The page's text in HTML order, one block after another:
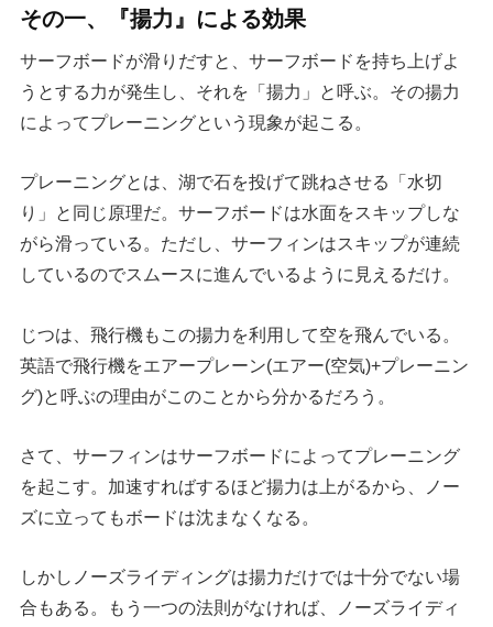
その一、『揚力』による効果
サーフボードが滑りだすと、サーフボードを持ち上げよ
うとする力が発生し、それを「揚力」と呼ぶ。その揚力
によってプレーニングという現象が起こる。
プレーニングとは、湖で石を投げて跳ねさせる「水切
り」と同じ原理だ。サーフボードは水面をスキップしな
がら滑っている。ただし、サーフィンはスキップが連続
しているのでスムースに進んでいるように見えるだけ。
じつは、飛行機もこの揚力を利用して空を飛んでいる。
英語で飛行機をエアープレーン(エアー(空気)+プレーニン
グ)と呼ぶの理由がこのことから分かるだろう。
さて、サーフィンはサーフボードによってプレーニング
を起こす。加速すればするほど揚力は上がるから、ノー
ズに立ってもボードは沈まなくなる。
しかしノーズライディングは揚力だけでは十分でない場
合もある。もう一つの法則がなければ、ノーズライディ